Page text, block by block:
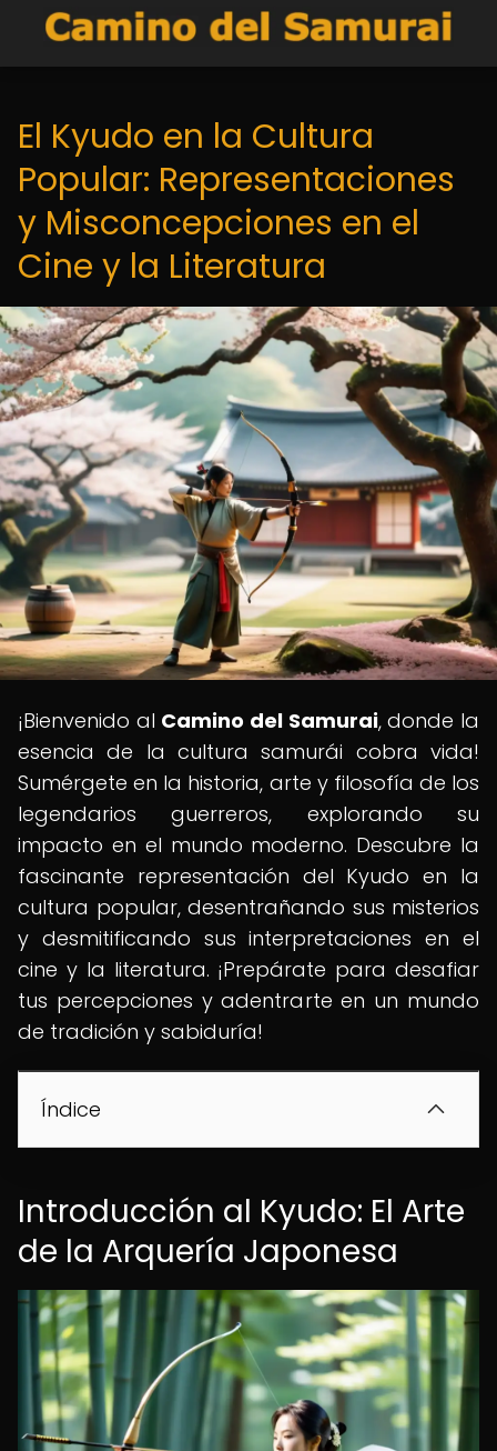
El Kyudo en la Cultura
Popular: Representaciones
y Misconcepciones en el
Cine y la Literatura
¡Bienvenido al Camino del Samurai, donde la
esencia de la cultura samurái cobra vida!
Sumérgete en la historia, arte y filosofía de los
legendarios guerreros, explorando su
impacto en el mundo moderno. Descubre la
fascinante representación del Kyudo en la
cultura popular, desentrañando sus misterios
y desmitificando sus interpretaciones en el
cine y la literatura. ¡Prepárate para desafiar
tus percepciones y adentrarte en un mundo
de tradición y sabiduría!
Índice
Introducción al Kyudo: El Arte
de la Arquería Japonesa